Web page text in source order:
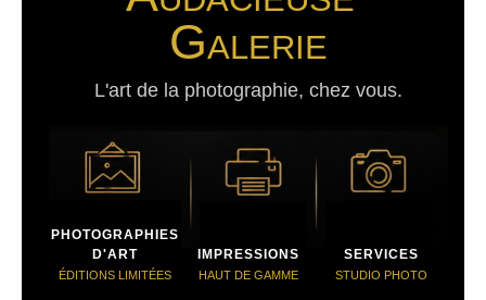
Galerie
L'art de la photographie, chez vous.
PHOTOGRAPHIES
D'ART
ÉDITIONS LIMITÉES
IMPRESSIONS
HAUT DE GAMME
SERVICES
STUDIO PHOTO